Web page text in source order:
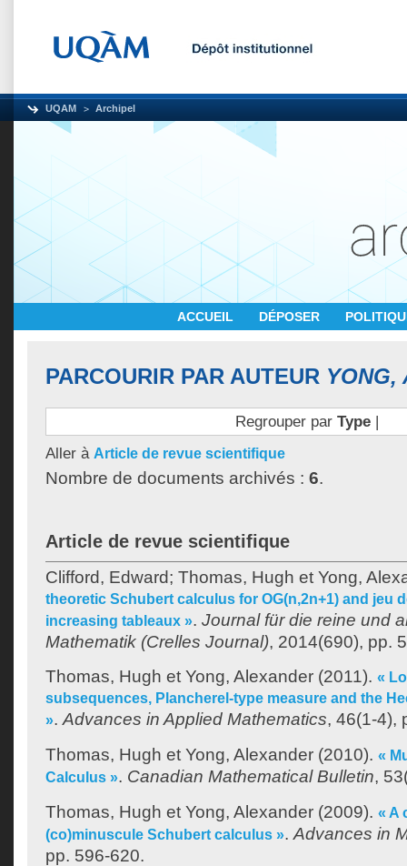
UQAM Archipel
ACCUEIL DÉPOSER
PARCOURIR PAR AUTEUR YONG,
Regrouper par Type|
Aller à Article de revue scientifique
Nombre de documents archivés : 6.
Article de revue scientifique
Clifford, Edward; Thomas, Hugh et Yong,
theoretic Schubert calculus for OG(n,2n+1) and jeu
increasing tableaux ». Journal für die reine und
Mathematik (Crelles Journal), 2014(690), pp.
Thomas, Hugh et Yong, Alexander (2011). «
subsequences, Plancherel-type measure and the
». Advances in Applied Mathematics, 46(1-4),
Thomas, Hugh et Yong, Alexander (2010). «
Calculus ». Canadian Mathematical Bulletin,
Thomas, Hugh et Yong, Alexander (2009). « A
(co)minuscule Schubert calculus ». Advances in
pp. 596-620.